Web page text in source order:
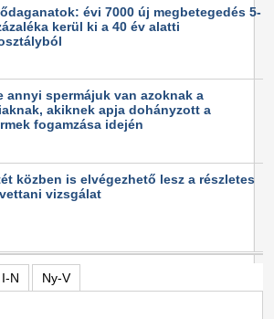
évi 7000 új megbetegedés 5-
kerül ki a 40 év alatti
annyi spermájuk van azoknak a
akiknek apja dohányzott a
fogamzása idején
közben is elvégezhető lesz a részletes
vizsgálat
I-N Ny-V